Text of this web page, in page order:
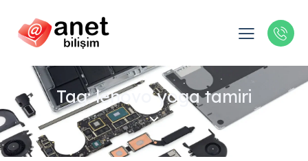
Tag: lenovo yoga tamiri